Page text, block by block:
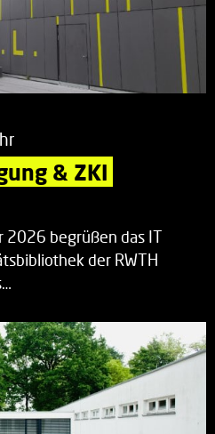
& ZKI
2026 begrüßen das IT
der RWTH